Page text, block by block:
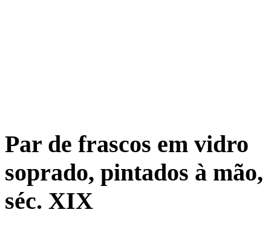
Par de frascos em vidro
soprado, pintados à mão,
séc. XIX